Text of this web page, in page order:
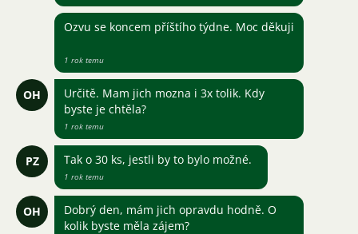
Ozvu se koncem příštího týdne. Moc děkuji
1 rok temu
OH
Určitě. Mam jich mozna i 3x tolik. Kdy
byste je chtěla?
1 rok temu
PZ Tak o 30 ks, jestli by to bylo možné.
1 rok temu
OH
Dobrý den, mám jich opravdu hodně. O
kolik byste měla zájem?